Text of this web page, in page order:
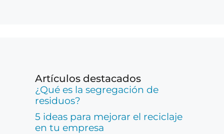
Artículos destacados
¿Qué es la segregación de
residuos?
5 ideas para mejorar el reciclaje
en tu empresa